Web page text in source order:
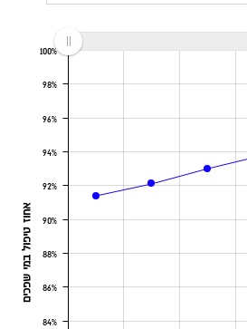
84%
86%
88%
90%
92%
94%
96%
98%
100%
אחוז טיפול במי שפכים